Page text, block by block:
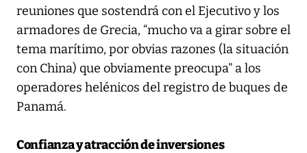
reuniones que sostendrá con el Ejecutivo y los
armadores de Grecia, “mucho va a girar sobre el
tema marítimo, por obvias razones (la situación
con China) que obviamente preocupa” a los
operadores helénicos del registro de buques de
Panamá.
Confianza y atracción de inversiones